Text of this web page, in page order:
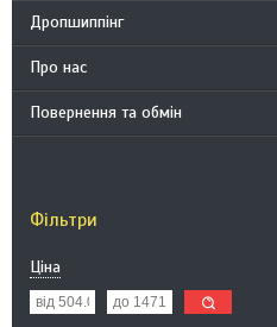
Дропшиппінг
Про нас
Повернення та обмін
Фільтри
Ціна